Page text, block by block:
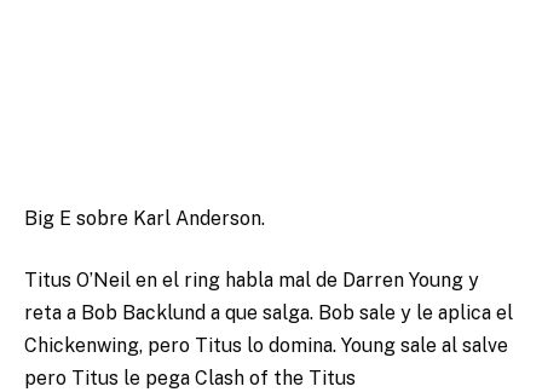
Big E sobre Karl Anderson.
Titus O’Neil en el ring habla mal de Darren Young y
reta a Bob Backlund a que salga. Bob sale y le aplica el
Chickenwing, pero Titus lo domina. Young sale al salve
pero Titus le pega Clash of the Titus